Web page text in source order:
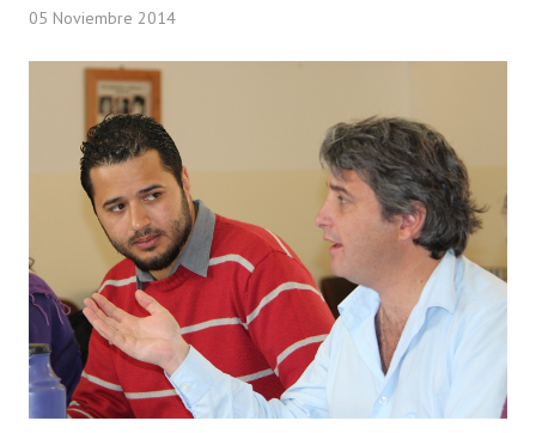
Reconocimientos - Registro
Bariloche, Municipio intercultural
Entrega de distinciones
REFORMA DE LA CARTA ORGÁNICA
05 Noviembre 2014